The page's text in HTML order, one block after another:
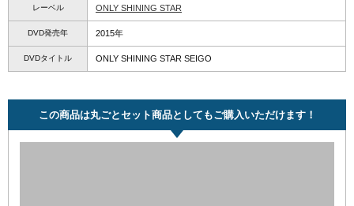
レーベル ONLY SHINING STAR
DVD発売年 2015年
DVDタイトル ONLY SHINING STAR SEIGO
この商品は丸ごとセット商品としてもご購入いただけます！